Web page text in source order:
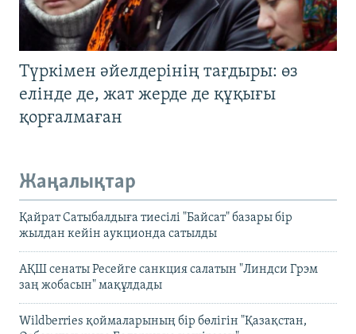
Түркімен әйелдерінің тағдыры: өз
елінде де, жат жерде де құқығы
қорғалмаған
Жаңалықтар
Қайрат Сатыбалдыға тиесілі "Байсат" базары бір
жылдан кейін аукционда сатылды
АҚШ сенаты Ресейге санкция салатын "Линдси Грэм
заң жобасын" мақұлдады
Wildberries қоймаларының бір бөлігін "Қазақстан,